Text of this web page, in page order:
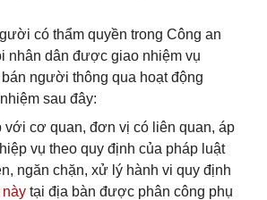
có thẩm quyền trong Công an
nhân dân được giao nhiệm vụ
người thông qua hoạt động
sau đây:
với cơ quan, đơn vị có liên quan, áp
vụ theo quy định của pháp luật
ngăn chặn, xử lý hành vi quy định
tại địa bàn được phân công phụ